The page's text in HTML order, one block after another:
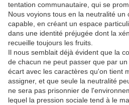
tentation communautaire, qui se
Nous voyions tous en la neutralité un
capable, en créant un espace
dans une identité préjugée dont la
recueille toujours les fruits.
Il nous semblait déjà évident que la
de chacun ne peut passer que par
écart avec les caractères qu'on tient
assigner, et que seule la neutralité
ne sera pas prisonnier de
lequel la pression sociale tend à le